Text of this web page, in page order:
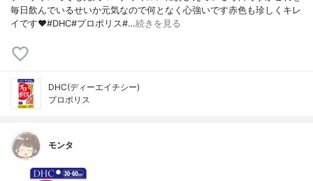
毎日飲んでいるせいか元気なので何となく心強いです赤色も珍しくキレ
イです♥️#DHC#プロポリス#…続きを見る
DHC(ディーエイチシー)
プロポリス
モンタ